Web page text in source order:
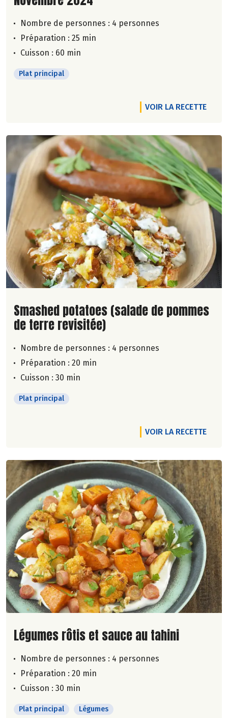
Nombre de personnes : 4 personnes
Préparation : 25 min
Cuisson : 60 min
Plat principal
VOIR LA RECETTE
Lire la suite de la recette
Smashed potatoes (salade de pommes
de terre revisitée)
Nombre de personnes : 4 personnes
Préparation : 20 min
Cuisson : 30 min
Plat principal
VOIR LA RECETTE
Lire la suite de la recette
Légumes rôtis et sauce au tahini
Nombre de personnes : 4 personnes
Préparation : 20 min
Cuisson : 30 min
Plat principal Légumes